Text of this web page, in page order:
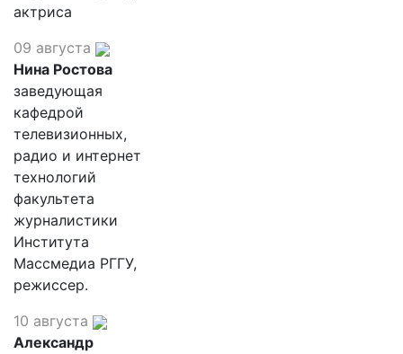
актриса
09 августа
Нина Ростова
заведующая
кафедрой
телевизионных,
радио и интернет
технологий
факультета
журналистики
Института
Массмедиа РГГУ,
режиссер.
10 августа
Александр